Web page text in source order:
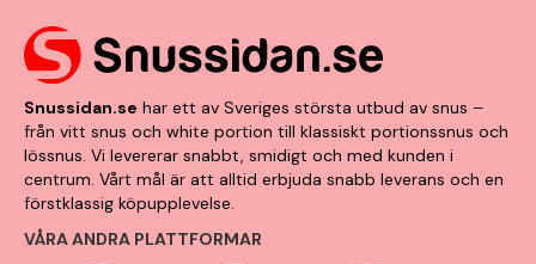
Snussidan.se har ett av Sveriges största utbud av snus –
från vitt snus och white portion till klassiskt portionssnus och
lössnus. Vi levererar snabbt, smidigt och med kunden i
centrum. Vårt mål är att alltid erbjuda snabb leverans och en
förstklassig köpupplevelse.
VÅRA ANDRA PLATTFORMAR